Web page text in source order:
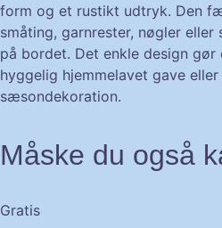
form og et rustikt udtryk. Den
småting, garnrester, nøgler
på bordet. Det enkle design gør
hyggelig hjemmelavet gave
sæsondekoration.
Måske du også
Gratis